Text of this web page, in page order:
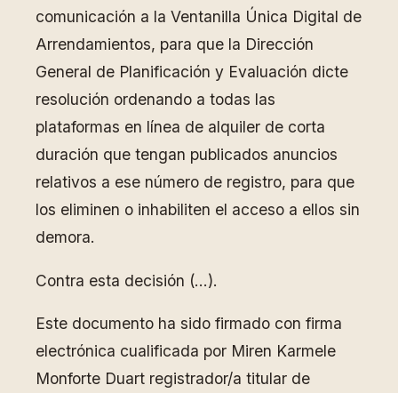
comunicación a la Ventanilla Única Digital de
Arrendamientos, para que la Dirección
General de Planificación y Evaluación dicte
resolución ordenando a todas las
plataformas en línea de alquiler de corta
duración que tengan publicados anuncios
relativos a ese número de registro, para que
los eliminen o inhabiliten el acceso a ellos sin
demora.
Contra esta decisión (…).
Este documento ha sido firmado con firma
electrónica cualificada por Miren Karmele
Monforte Duart registrador/a titular de